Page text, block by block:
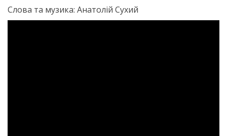
Слова та музика: Анатолій Сухий